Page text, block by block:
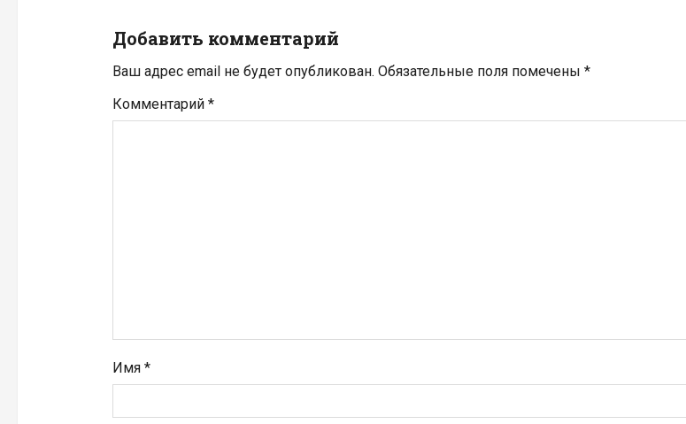
я
п
о
я
м
Добавить комментарий
Ваш адрес email не будет опубликован. Обязательные поля помечены *
Комментарий *
Имя *